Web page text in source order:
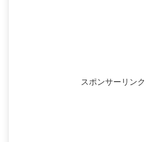
スポンサーリンク